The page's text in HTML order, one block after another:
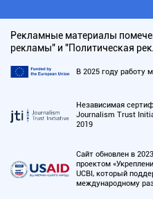
Рекламные материалы
рекламы" и "Политическая
В 2025 году работу
Независимая
Journalism Trust
2019
Сайт обновлен в
проектом
UCBI, который
международному